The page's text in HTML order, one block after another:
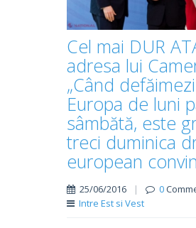
Cel mai DUR
adresa lui
„Când defăimezi
Europa de luni
sâmbătă, este
treci duminica
european
25/06/2016 | 0
Intre Est si Vest